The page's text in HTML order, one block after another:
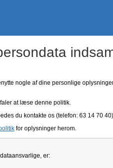
nogle af dine personlige
at læse denne politik.
du kontakte os (telefon: 63 14 70
for oplysninger herom.
er: